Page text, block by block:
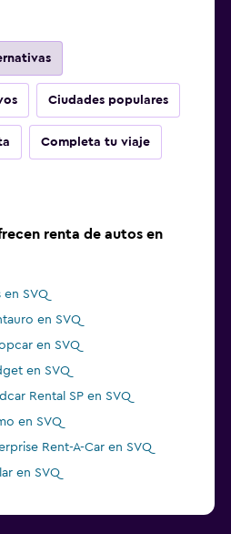
Ciudades populares
Completa tu viaje
renta de autos en
en SVQ
en SVQ
en SVQ
en SVQ
Rental SP en SVQ
en SVQ
Rent-A-Car en SVQ
en SVQ